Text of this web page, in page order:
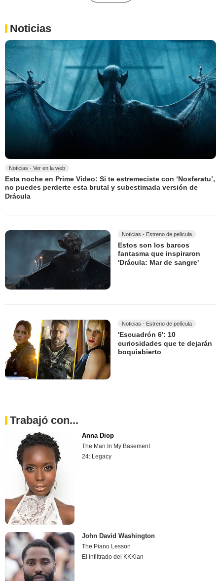
Noticias
Noticias - Ver en la web
Esta noche en Prime Video: Si te estremeciste con ‘Nosferatu’,
no puedes perderte esta brutal y subestimada versión de
Drácula
Noticias - Estreno de película
Estos son los barcos
fantasma que inspiraron
'Drácula: Mar de sangre'
Noticias - Estreno de película
'Escuadrón 6': 10
curiosidades que te dejarán
boquiabierto
Trabajó con...
Anna Diop
The Man In My Basement
24: Legacy
John David Washington
The Piano Lesson
El infiltrado del KKKlan